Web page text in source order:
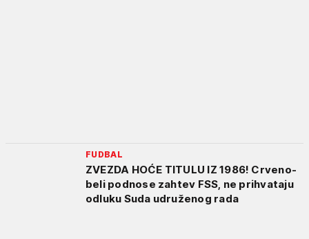
FUDBAL
ZVEZDA HOĆE TITULU IZ 1986! Crveno-
beli podnose zahtev FSS, ne prihvataju
odluku Suda udruženog rada